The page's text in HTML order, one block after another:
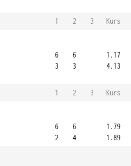
1 2 3
Kurs
6
3
6
3
1.17
4.13
1 2 3
Kurs
6
2
6
4
1.79
1.89